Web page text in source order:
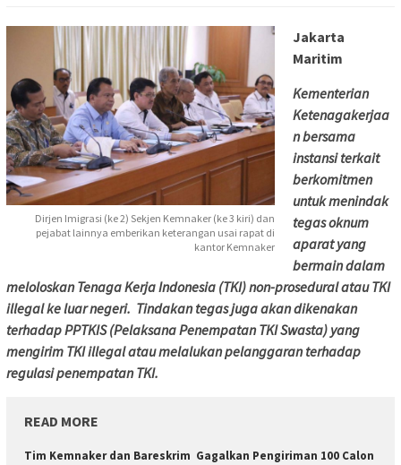
Dirjen Imigrasi (ke 2) Sekjen Kemnaker (ke 3 kiri) dan
pejabat lainnya emberikan keterangan usai rapat di
kantor Kemnaker
Jakarta
Maritim
Kementerian
Ketenagakerjaa
n bersama
instansi terkait
berkomitmen
untuk menindak
tegas oknum
aparat yang
bermain dalam
meloloskan Tenaga Kerja Indonesia (TKI) non-prosedural atau TKI
illegal ke luar negeri. Tindakan tegas juga akan dikenakan
terhadap PPTKIS (Pelaksana Penempatan TKI Swasta) yang
mengirim TKI illegal atau melalukan pelanggaran terhadap
regulasi penempatan TKI.
READ MORE
Tim Kemnaker dan Bareskrim Gagalkan Pengiriman 100 Calon